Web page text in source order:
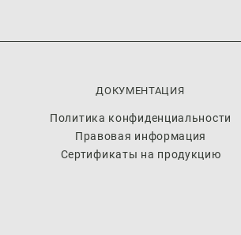
ДОКУМЕНТАЦИЯ
Политика конфиденциальности
Правовая информация
Сертификаты на продукцию